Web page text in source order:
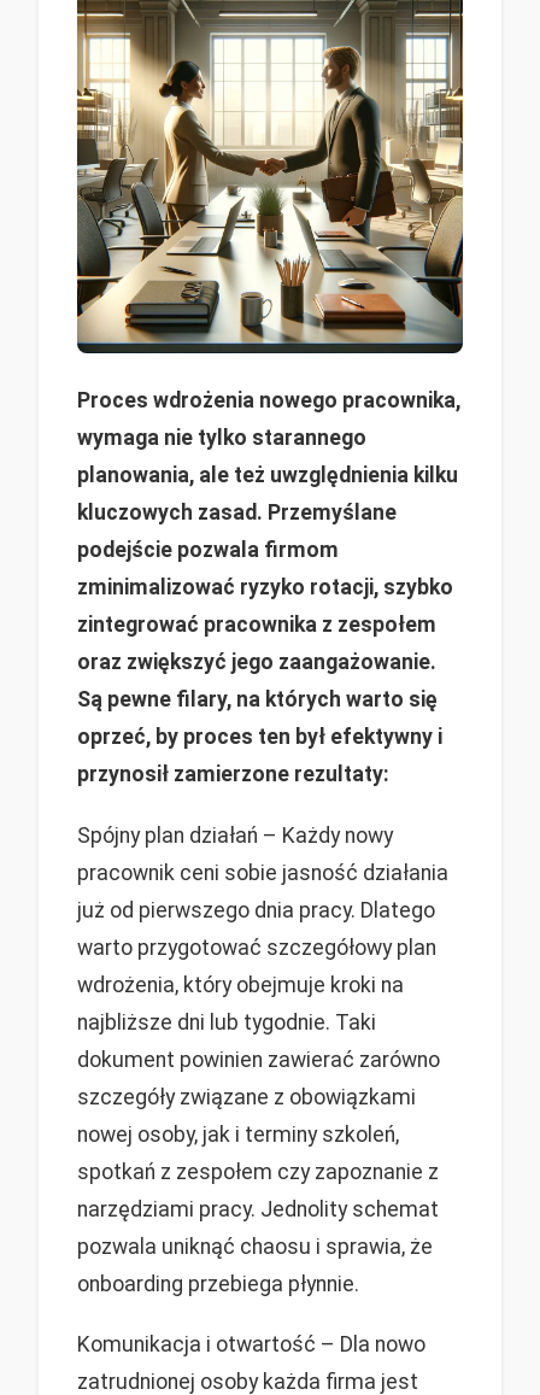
Proces wdrożenia nowego pracownika,
wymaga nie tylko starannego
planowania, ale też uwzględnienia kilku
kluczowych zasad. Przemyślane
podejście pozwala firmom
zminimalizować ryzyko rotacji, szybko
zintegrować pracownika z zespołem
oraz zwiększyć jego zaangażowanie.
Są pewne filary, na których warto się
oprzeć, by proces ten był efektywny i
przynosił zamierzone rezultaty:
Spójny plan działań – Każdy nowy
pracownik ceni sobie jasność działania
już od pierwszego dnia pracy. Dlatego
warto przygotować szczegółowy plan
wdrożenia, który obejmuje kroki na
najbliższe dni lub tygodnie. Taki
dokument powinien zawierać zarówno
szczegóły związane z obowiązkami
nowej osoby, jak i terminy szkoleń,
spotkań z zespołem czy zapoznanie z
narzędziami pracy. Jednolity schemat
pozwala uniknąć chaosu i sprawia, że
onboarding przebiega płynnie.
Komunikacja i otwartość – Dla nowo
zatrudnionej osoby każda firma jest